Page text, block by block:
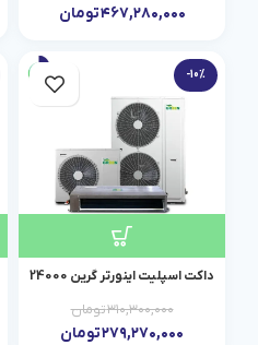
۴۶۷,۲۸۰,۰۰۰تومان
-10%
داکت اسپلیت اینورتر گرین 24000
۳۱۰,۳۰۰,۰۰۰تومان
۲۷۹,۲۷۰,۰۰۰تومان